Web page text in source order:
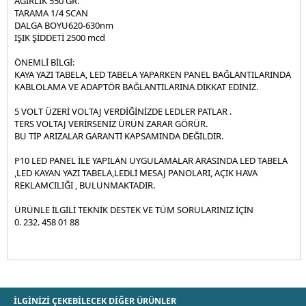
ÇIFT RENKLI LED PANELLER
30 CM 9 WATT - WALLWASHER LED 220V
60 CM 18 WATT - WALLWASHER LED 220V
RUSTIK LED AMPUL
TORCH LED AMPUL
12V - 24V LED AMPUL
E14 BUJI LED AMPUL
ÇANAK LED AMPUL GU-10 MR-16
KAPSÜL LED AMPUL G-4 G-9
HAVUZ SPOT AMPULLER
RAY SPOT ÇEŞITLERI
RAY SPOT RAYLARI
MAGNET RAY SPOT ÇEŞİTLERİ
MAGNET RAY SPOT
PERGOLA TENTE AYDINLATMA
LED SPOT CESiTLERi - - - - - - - - - - - - - - SIVA ÜSTÜ DEKORATİF
ARMATÜR - - - - - - - DEKORATİF LED APLİK
LED SPOT
MODERN DEKORATIF SPOT BOŞ KASA
EXIT VE GUZERGAH TABELASI
FOTOSEL
DUMAN DEDEKTÖRLERI
OVIVO PRIZ & ANAHTAR ÇEŞITLERI
KABLO ÇEŞITLERI
MERDIVEN SPOT CESITLERI
MANTAR LED POWER LED CESITLERI
TARAMA 1/4 SCAN
DALGA BOYU620-630nm
IŞIK ŞİDDETİ 2500 mcd
ÖNEMLİ BİLGİ:
KAYA YAZI TABELA, LED TABELA YAPARKEN PANEL BAĞLANTILARINDA
KABLOLAMA VE ADAPTÖR BAĞLANTILARINA DİKKAT EDİNİZ.
5 VOLT ÜZERİ VOLTAJ VERDİĞİNİZDE LEDLER PATLAR .
TERS VOLTAJ VERİRSENİZ ÜRÜN ZARAR GÖRÜR.
BU TİP ARIZALAR GARANTİ KAPSAMINDA DEĞİLDİR.
P10 LED PANEL İLE YAPILAN UYGULAMALAR ARASINDA LED TABELA
,LED KAYAN YAZI TABELA,LEDLİ MESAJ PANOLARI, AÇIK HAVA
REKLAMCILIĞI , BULUNMAKTADIR.
ÜRÜNLE İLGİLİ TEKNİK DESTEK VE TÜM SORULARINIZ İÇİN
0. 232. 458 01 88
İLGİNİZİ ÇEKEBİLECEK DİĞER ÜRÜNLER